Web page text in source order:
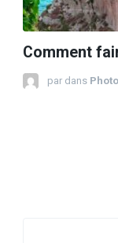
Comment
par dans